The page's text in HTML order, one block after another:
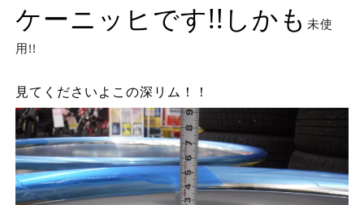
ケーニッヒです!!しかも 未使
用!!
見てくださいよこの深リム！！